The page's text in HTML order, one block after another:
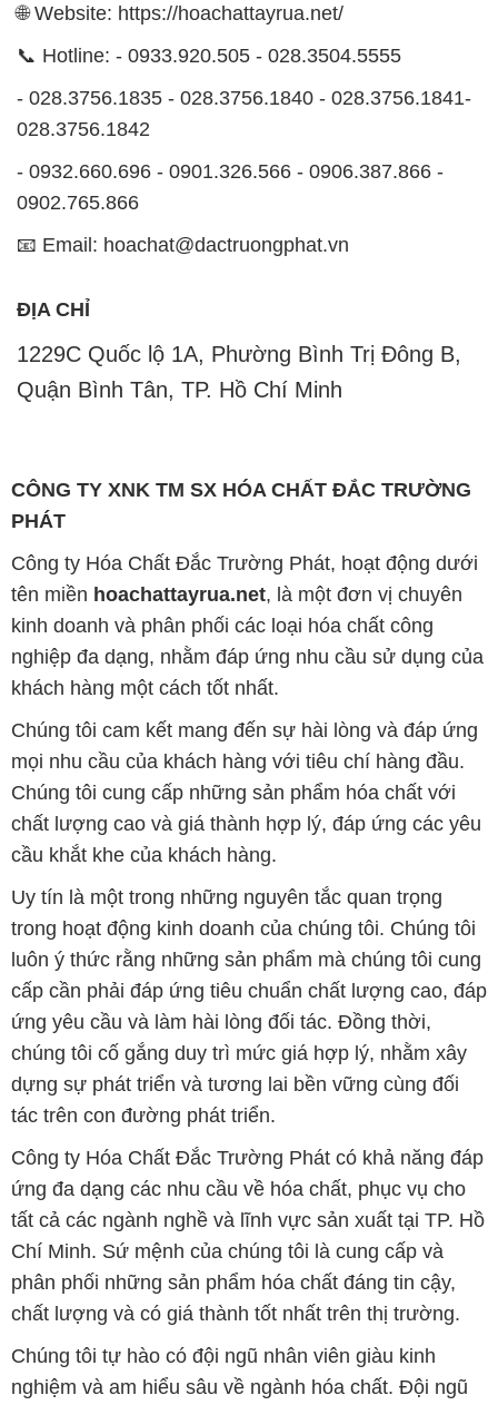
0902.765.866
📧 Email: hoachat@dactruongphat.vn
ĐỊA CHỈ
1229C Quốc lộ 1A, Phường Bình Trị Đông B,
Quận Bình Tân, TP. Hồ Chí Minh
CÔNG TY XNK TM SX HÓA CHẤT ĐẮC TRƯỜNG
PHÁT
kinh doanh và phân phối các loại hóa chất công
nghiệp đa dạng, nhằm đáp ứng nhu cầu sử dụng của
khách hàng một cách tốt nhất.
Chúng tôi cam kết mang đến sự hài lòng và đáp ứng
mọi nhu cầu của khách hàng với tiêu chí hàng đầu.
Chúng tôi cung cấp những sản phẩm hóa chất với
chất lượng cao và giá thành hợp lý, đáp ứng các yêu
cầu khắt khe của khách hàng.
Uy tín là một trong những nguyên tắc quan trọng
trong hoạt động kinh doanh của chúng tôi. Chúng tôi
luôn ý thức rằng những sản phẩm mà chúng tôi cung
cấp cần phải đáp ứng tiêu chuẩn chất lượng cao, đáp
ứng yêu cầu và làm hài lòng đối tác. Đồng thời,
chúng tôi cố gắng duy trì mức giá hợp lý, nhằm xây
dựng sự phát triển và tương lai bền vững cùng đối
tác trên con đường phát triển.
Công ty Hóa Chất Đắc Trường Phát có khả năng đáp
ứng đa dạng các nhu cầu về hóa chất, phục vụ cho
tất cả các ngành nghề và lĩnh vực sản xuất tại TP. Hồ
Chí Minh. Sứ mệnh của chúng tôi là cung cấp và
phân phối những sản phẩm hóa chất đáng tin cậy,
chất lượng và có giá thành tốt nhất trên thị trường.
Chúng tôi tự hào có đội ngũ nhân viên giàu kinh
nghiệm và am hiểu sâu về ngành hóa chất. Đội ngũ
của chúng tôi luôn sẵn sàng tư vấn và hỗ trợ khách
hàng một cách chuyên nghiệp, nhằm đáp ứng tối đa
yêu cầu và giải pháp tốt nhất cho khách hàng.
Để biết thêm thông tin chi tiết và được tư vấn, quý